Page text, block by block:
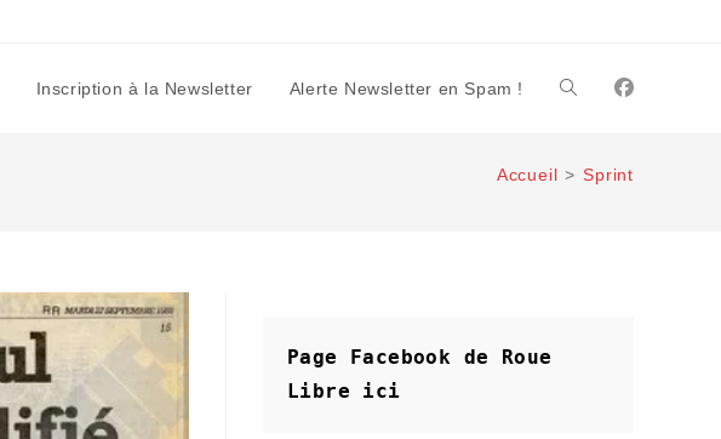
Inscription à la Newsletter Alerte Newsletter en Spam ! Toggle
website
Accueil > Sprint
Page Facebook de Roue
Libre
ici